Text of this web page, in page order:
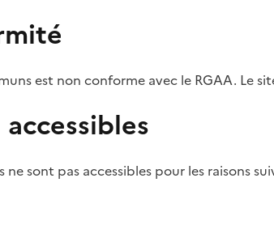
est non conforme avec le RGAA. Le
ne sont pas accessibles pour les raisons